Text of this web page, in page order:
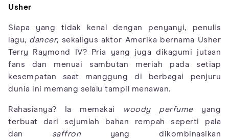
Usher
Siapa yang tidak kenal dengan penyanyi, penulis
lagu, dancer, sekaligus aktor Amerika bernama Usher
Terry Raymond IV? Pria yang juga dikagumi jutaan
fans dan menuai sambutan meriah pada setiap
kesempatan saat manggung di berbagai penjuru
dunia ini memang selalu tampil menawan.
Rahasianya? Ia memakai woody perfumeyang
terbuat dari sejumlah bahan rempah seperti pala
dan saffron yang dikombinasikan